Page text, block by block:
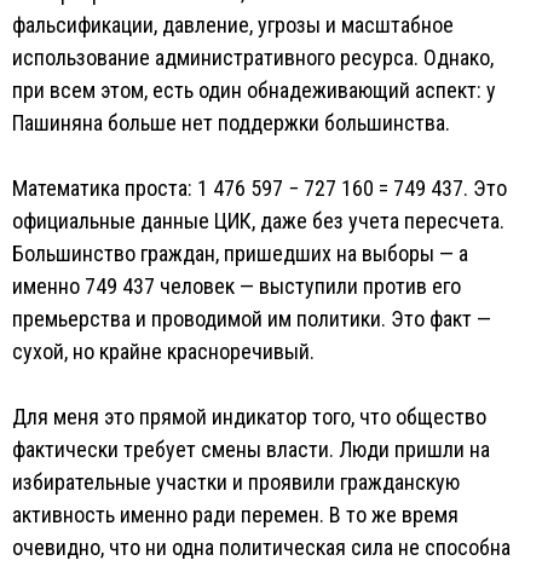
фальсификации, давление, угрозы и масштабное
использование административного ресурса. Однако,
при всем этом, есть один обнадеживающий аспект: у
Пашиняна больше нет поддержки большинства.
Математика проста: 1 476 597 − 727 160 = 749 437. Это
официальные данные ЦИК, даже без учета пересчета.
Большинство граждан, пришедших на выборы — а
именно 749 437 человек — выступили против его
премьерства и проводимой им политики. Это факт —
сухой, но крайне красноречивый.
Для меня это прямой индикатор того, что общество
фактически требует смены власти. Люди пришли на
избирательные участки и проявили гражданскую
активность именно ради перемен. В то же время
очевидно, что ни одна политическая сила не способна